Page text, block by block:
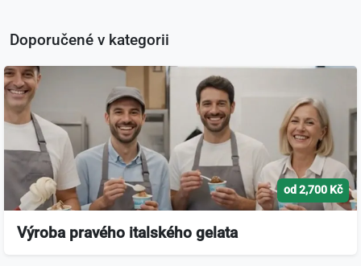
Doporučené v kategorii
od 2,700 Kč
Výroba pravého italského gelata